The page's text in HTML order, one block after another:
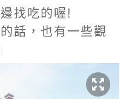
找吃的喔!
話，也有一些觀